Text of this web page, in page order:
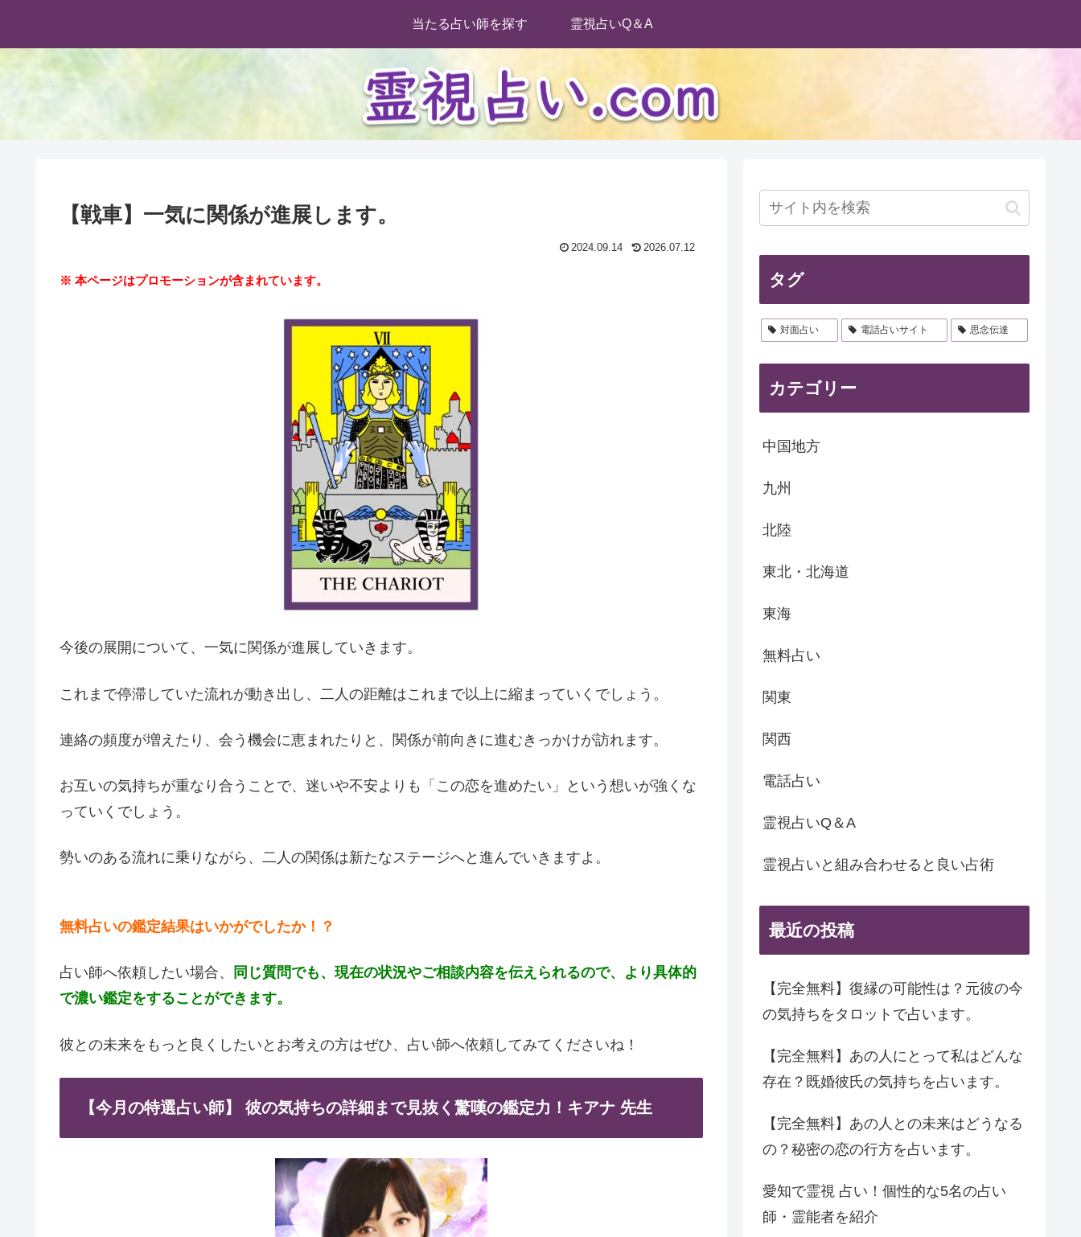
当たる占い師を探す 霊視占いQ＆A
【戦車】一気に関係が進展します。
2024.09.14 2026.07.12
※ 本ページはプロモーションが含まれています。
今後の展開について、一気に関係が進展していきます。
これまで停滞していた流れが動き出し、二人の距離はこれまで以上に縮まっていくでしょう。
連絡の頻度が増えたり、会う機会に恵まれたりと、関係が前向きに進むきっかけが訪れます。
お互いの気持ちが重なり合うことで、迷いや不安よりも「この恋を進めたい」という想いが強くな
っていくでしょう。
勢いのある流れに乗りながら、二人の関係は新たなステージへと進んでいきますよ。
無料占いの鑑定結果はいかがでしたか！？
占い師へ依頼したい場合、
同じ質問でも、現在の状況やご相談内容を伝えられるので、より具体的
で濃い鑑定をすることができます。
彼との未来をもっと良くしたいとお考えの方はぜひ、占い師へ依頼してみてくださいね！
【今月の特選占い師】 彼の気持ちの詳細まで見抜く驚嘆の鑑定力！キアナ 先生
タグ
対面占い 電話占いサイト 思念伝達
カテゴリー
中国地方
九州
北陸
東北・北海道
東海
無料占い
関東
関西
電話占い
霊視占いQ＆A
霊視占いと組み合わせると良い占術
最近の投稿
【完全無料】復縁の可能性は？元彼の今
の気持ちをタロットで占います。
【完全無料】あの人にとって私はどんな
存在？既婚彼氏の気持ちを占います。
【完全無料】あの人との未来はどうなる
の？秘密の恋の行方を占います。
愛知で霊視 占い！個性的な5名の占い
師・霊能者を紹介